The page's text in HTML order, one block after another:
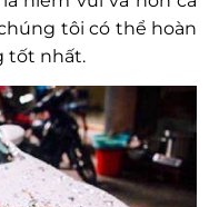
tôi có thể hoàn
tốt nhất.